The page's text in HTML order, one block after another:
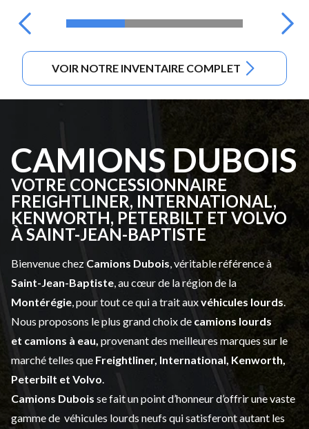
VOIR NOTRE INVENTAIRE COMPLET
CAMIONS DUBOIS
VOTRE CONCESSIONNAIRE
FREIGHTLINER, INTERNATIONAL,
KENWORTH, PETERBILT ET VOLVO
À SAINT-JEAN-BAPTISTE
Bienvenue chez Camions Dubois , véritable référence à
Saint-Jean-Baptiste , au cœur de la région de la
Montérégie , pour tout ce qui a trait auxvéhicules lourds
Nous proposons le plus grand choix de camions lourds
et camions à eau, provenant des meilleures marques sur le
marché telles que Freightliner, International, Kenworth,
Peterbilt et Volvo
Camions Dubois se fait un point d’honneur d’offrir une vaste
gamme de véhicules lourds neufs qui satisferont autant les